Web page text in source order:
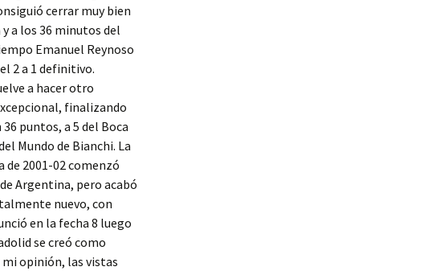
cerrar muy bien
y a los 36 minutos del
Emanuel Reynoso
2 a 1 definitivo.
a hacer otro
finalizando
puntos, a 5 del Boca
Mundo de Bianchi. La
de 2001-02 comenzó
Argentina, pero acabó
nuevo, con
en la fecha 8 luego
se creó como
opinión, las vistas